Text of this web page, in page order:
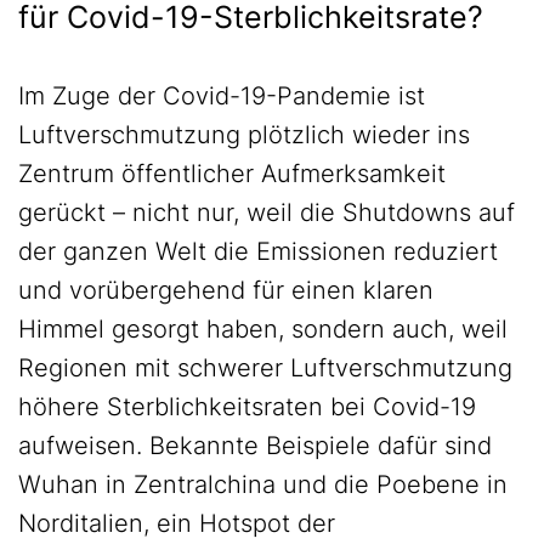
für Covid-19-Sterblichkeitsrate?
Im Zuge der Covid-19-Pandemie ist
Luftverschmutzung plötzlich wieder ins
Zentrum öffentlicher Aufmerksamkeit
gerückt – nicht nur, weil die Shutdowns auf
der ganzen Welt die Emissionen reduziert
und vorübergehend für einen klaren
Himmel gesorgt haben, sondern auch, weil
Regionen mit schwerer Luftverschmutzung
höhere Sterblichkeitsraten bei Covid-19
aufweisen. Bekannte Beispiele dafür sind
Wuhan in Zentralchina und die Poebene in
Norditalien, ein Hotspot der